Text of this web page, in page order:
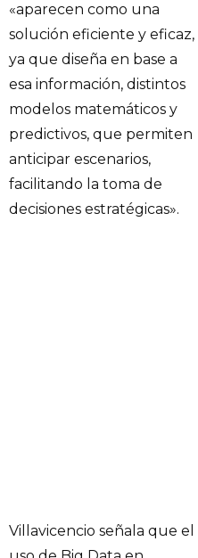
«aparecen como una
solución eficiente y eficaz,
ya que diseña en base a
esa información, distintos
modelos matemáticos y
predictivos, que permiten
anticipar escenarios,
facilitando la toma de
decisiones estratégicas».
Villavicencio señala que el